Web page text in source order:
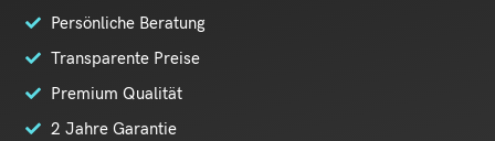
Persönliche Beratung
Transparente Preise
Premium Qualität
2 Jahre Garantie